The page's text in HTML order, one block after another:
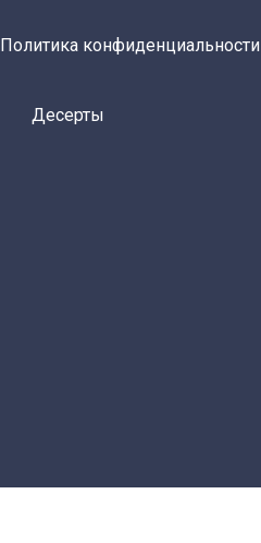
Политика конфиденциальности
Десерты